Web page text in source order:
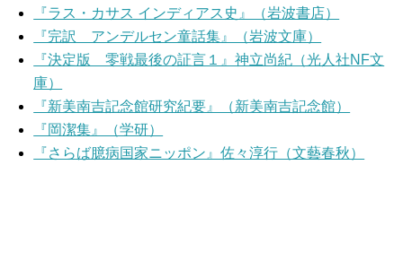
『ラス・カサス インディアス史』（岩波書店）
『完訳 アンデルセン童話集』（岩波文庫）
『決定版 零戦最後の証言１』神立尚紀（光人社NF文
庫）
『新美南吉記念館研究紀要』（新美南吉記念館）
『岡潔集』（学研）
『さらば臆病国家ニッポン』佐々淳行（文藝春秋）